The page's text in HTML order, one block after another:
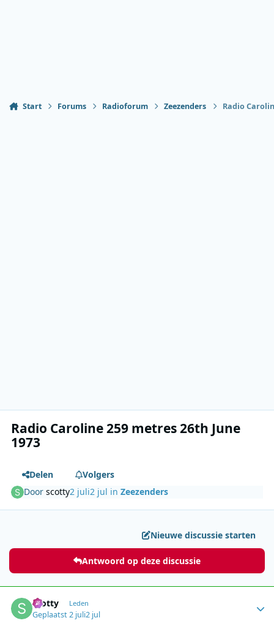
Start Forums Radioforum Zeezenders Radio
Radio Caroline 259 metres 26th June
1973
Delen
Volgers
Doorscotty2 juli2 jul inZeezenders
Nieuwe discussie starten
Antwoord op deze discussie
scotty Leden
Geplaatst2 juli2 jul